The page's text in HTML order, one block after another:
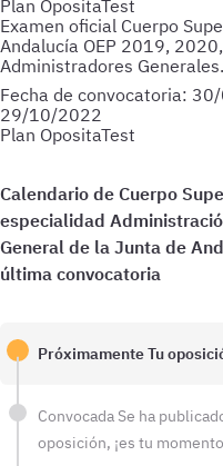
Plan OpositaTest
Examen oficial Cuerpo
Andalucía OEP 2019,
Administradores Generales.
Fecha de convocatoria:
29/10/2022
Plan OpositaTest
PróximamenteTu
Convocada Se ha
oposición, ¡es tu